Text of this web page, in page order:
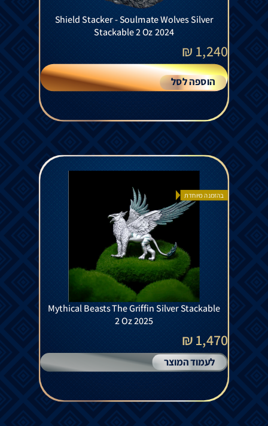
Shield Stacker - Soulmate Wolves Silver
Stackable 2 Oz 2024
1,240
₪
הוספה לסל
בהזמנה מיוחדת
Mythical Beasts The Griffin Silver Stackable
2 Oz 2025
1,470 ₪
לעמוד המוצר